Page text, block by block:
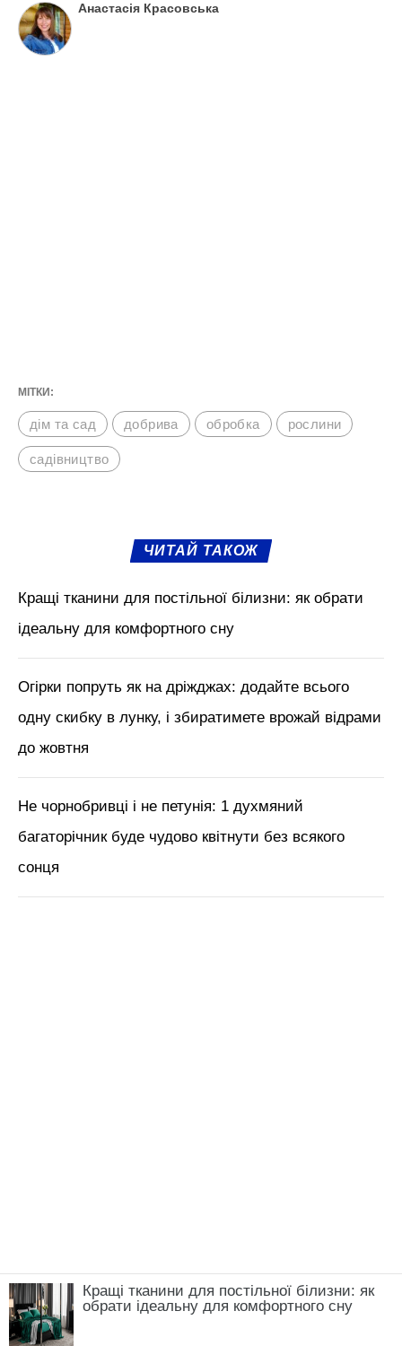
Анастасія Красовська
МІТКИ:
дім та сад добрива обробка рослини
садівництво
ЧИТАЙ ТАКОЖ
Кращі тканини для постільної білизни: як обрати
ідеальну для комфортного сну
Огірки попруть як на дріжджах: додайте всього
одну скибку в лунку, і збиратимете врожай відрами
до жовтня
Не чорнобривці і не петунія: 1 духмяний
багаторічник буде чудово квітнути без всякого
сонця
Кращі тканини для постільної білизни: як
обрати ідеальну для комфортного сну